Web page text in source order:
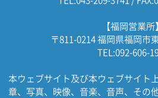
【福岡営業所】
〒811-0214 福岡県福岡市
TEL:092-606-
本ウェブサイト及び本ウェブサイト
章、写真、映像、音楽、音声、その